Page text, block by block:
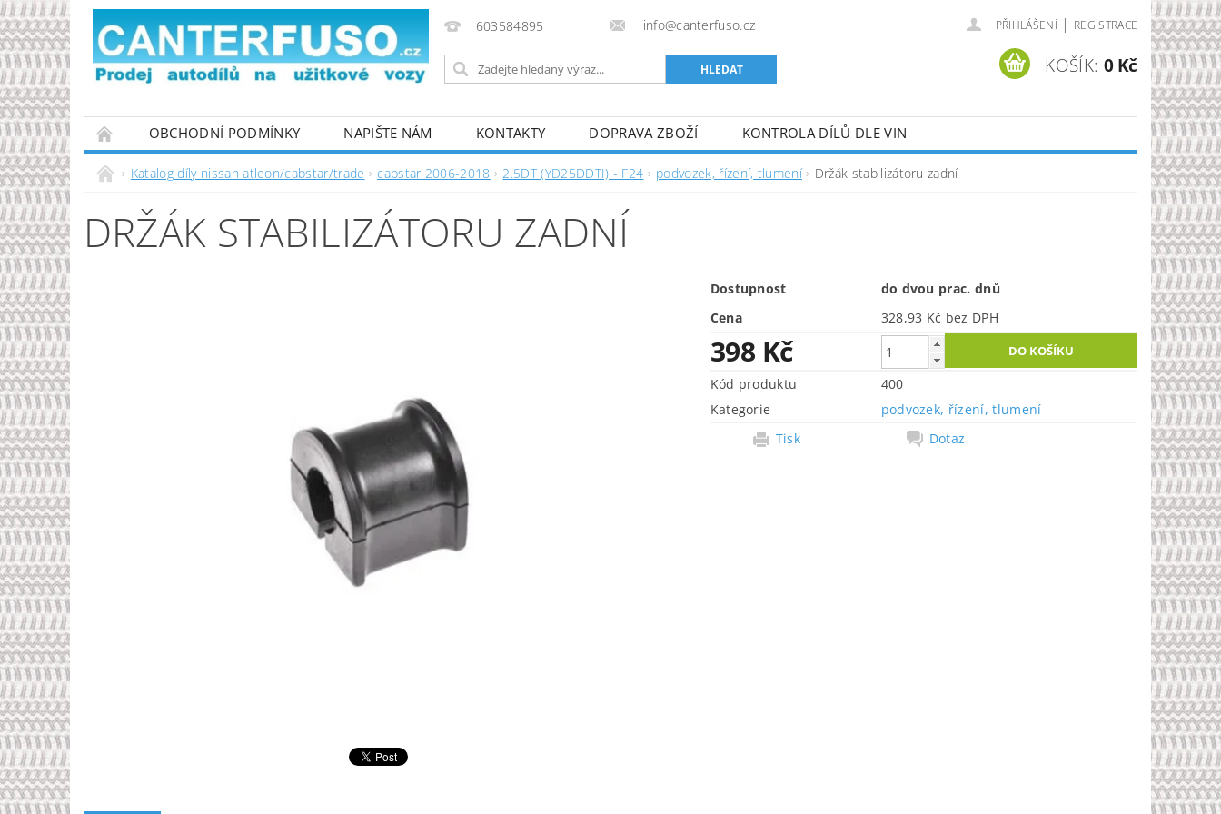
603584895 info@canterfuso.cz PŘIHLÁŠENÍ | REGISTRACE
KOŠÍK: 0 Kč
OBCHODNÍ PODMÍNKY NAPIŠTE NÁM KONTAKTY DOPRAVA ZBOŽÍ
KONTROLA DÍLŮ DLE VIN
PODMÍNKY OCHRANY OSOBNÍCH ÚDAJŮ
Katalog díly nissan atleon/cabstar/trade cabstar 2006-2018 2.5DT (YD25DDTI) - F24 podvozek, řízení, tlumení Držák stabilizátoru zadní
DRŽÁK STABILIZÁTORU ZADNÍ
Dostupnost
do dvou prac. dnů
Cena
328,93 Kč bez DPH
398 Kč
Kód produktu
400
Kategorie
podvozek, řízení, tlumení
Tisk
Dotaz